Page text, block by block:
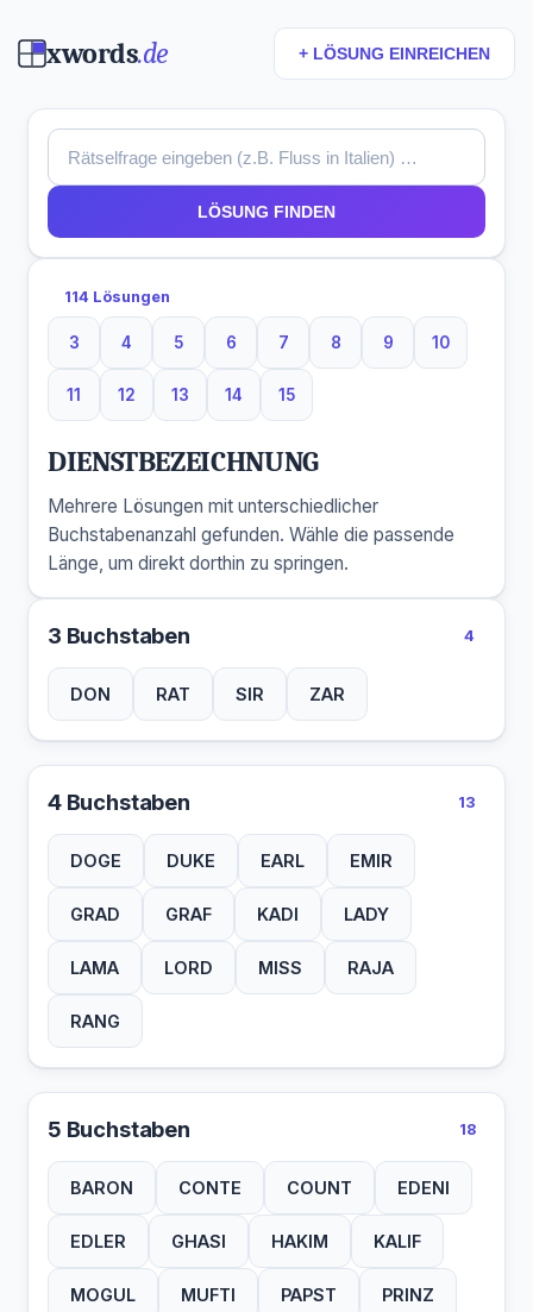
xwords.de + LÖSUNG EINREICHEN
LÖSUNG FINDEN
114 Lösungen
3
3 Buchstaben
4
4 Buchstaben
5
5 Buchstaben
6
6 Buchstaben
7
7 Buchstaben
8
8 Buchstaben
9
9 Buchstaben
10
10
11
11 Buchstaben
12
12 Buchstaben
13
13 Buchstaben
14
14 Buchstaben
15
15 Buchstaben
DIENSTBEZEICHNUNG
Mehrere Lösungen mit unterschiedlicher
Buchstabenanzahl gefunden. Wähle die passende
Länge, um direkt dorthin zu springen.
3 Buchstaben 4
DON RAT SIR ZAR
4 Buchstaben 13
DOGE DUKE EARL EMIR
GRAD GRAF KADI LADY
LAMA LORD MISS RAJA
RANG
5 Buchstaben 18
BARON CONTE COUNT EDENI
EDLER GHASI HAKIM KALIF
MOGUL MUFTI PAPST PRINZ